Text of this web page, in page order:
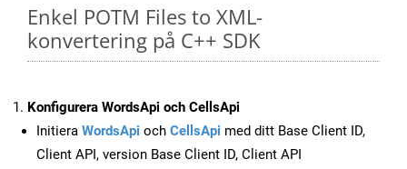
Enkel POTM Files to XML-
konvertering på C++ SDK
Konfigurera WordsApi och CellsApi
Initiera WordsApi och CellsApi med ditt Base Client ID,
Client API, version Base Client ID, Client API